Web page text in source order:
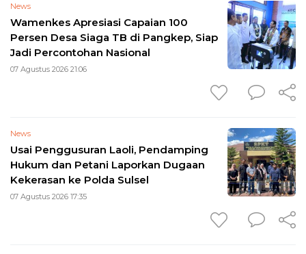
News
Wamenkes Apresiasi Capaian 100
Persen Desa Siaga TB di Pangkep, Siap
Jadi Percontohan Nasional
07 Agustus 2026 21:06
News
Usai Penggusuran Laoli, Pendamping
Hukum dan Petani Laporkan Dugaan
Kekerasan ke Polda Sulsel
07 Agustus 2026 17:35